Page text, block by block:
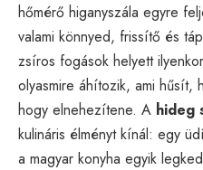
hőmérő higanyszála egyre
valami könnyed, frissítő és
zsíros fogások helyett
olyasmire áhítozik, ami hűsít,
hogy elnehezítene. A hideg
kulináris élményt kínál: egy
a magyar konyha egyik